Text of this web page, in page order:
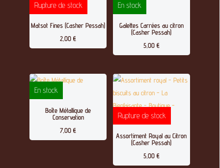
Rupture de stock
Matsot Fines (Casher Pessah)
2,00€
En stock
Galettes Carrées au citron
(Casher Pessah)
5,00 €
En stock
Boîte Métallique de
Conservation
7,00€
Rupture de stock
Assortiment Royal au Citron
(Casher Pessah)
5,00 €